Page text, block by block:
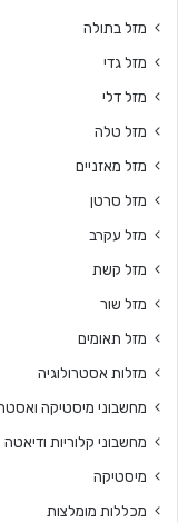
מזל בתולה
מזל גדי
מזל דלי
מזל טלה
מזל מאזניים
מזל סרטן
מזל עקרב
מזל קשת
מזל שור
מזל תאומים
מזלות אסטרולוגיה
מחשבוני מיסטיקה
מחשבוני קלוריות ודיאטה
מיסטיקה
מכללות מומלצות